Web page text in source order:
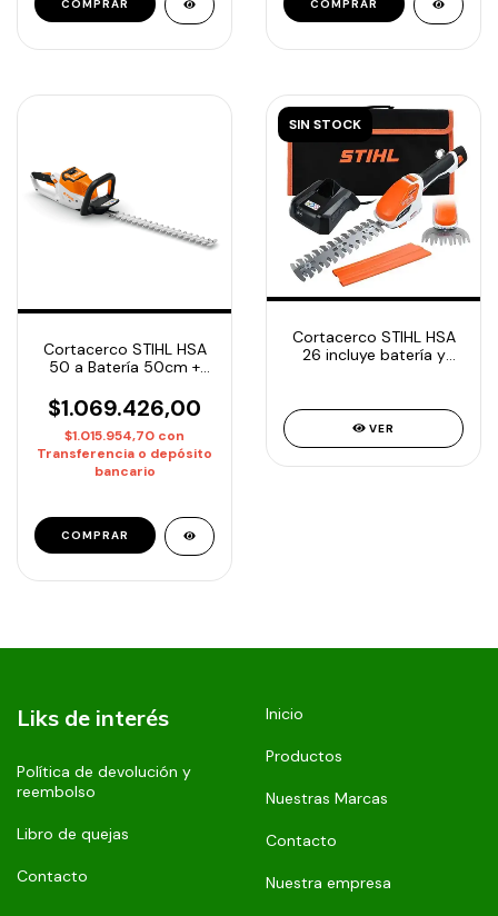
Cortacerco STIHL HSA
50 a Batería 50cm +
Cargador AL 101
$1.069.426,00
$1.015.954,70 con
Transferencia o depósito
bancario
SIN STOCK
Cortacerco STIHL HSA
26 incluye batería y
VER
Liks de interés
Política de devolución y
reembolso
Libro de quejas
Contacto
Inicio
Productos
Nuestras Marcas
Contacto
Nuestra empresa